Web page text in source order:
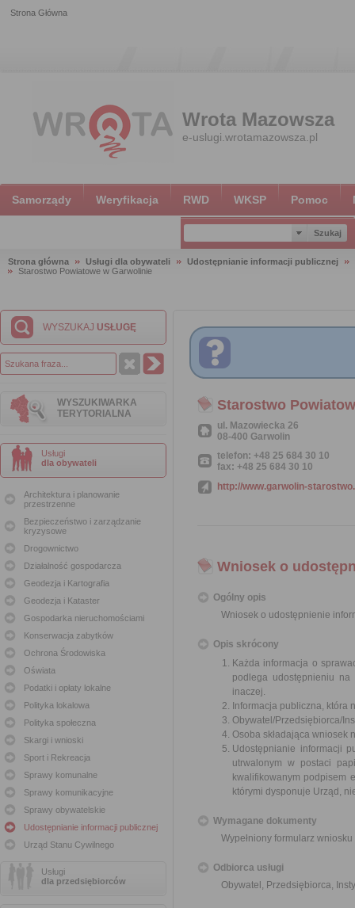
Strona Główna
Wrota Mazowsza
e-uslugi.wrotamazowsza.pl
Samorządy Weryfikacja RWD WKSP Pomoc
Strona główna Usługi dla obywateli
Udostępnianie informacji publicznej
Starostwo Powiatowe w Garwolinie
WYSZUKAJ USŁUGĘ
WYSZUKIWARKA
TERYTORIALNA
Usługi
dla obywateli
Architektura i planowanie
przestrzenne
Bezpieczeństwo i zarządzanie
kryzysowe
Drogownictwo
Działalność gospodarcza
Geodezja i Kartografia
Geodezja i Kataster
Gospodarka nieruchomościami
Konserwacja zabytków
Ochrona Środowiska
Oświata
Podatki i opłaty lokalne
Polityka lokalowa
Polityka społeczna
Skargi i wnioski
Sport i Rekreacja
Sprawy komunalne
Sprawy komunikacyjne
Sprawy obywatelskie
Udostępnianie informacji publicznej
Urząd Stanu Cywilnego
Usługi
dla przedsiębiorców
Starostwo
ul. Mazowiecka 26
08-400 Garwolin
telefon: +48 25 684 30 10
fax: +48 25 684 30 10
http://www.garwolin-
Wniosek o
Ogólny opis
Wniosek o udostępnienie
Opis skrócony
Każda informacja o
podlega udostępnieniu
inaczej.
Informacja publiczna, która
Obywatel/Przedsiębiorca/
Osoba składająca wniosek
Udostępnianie informacji
utrwalonym w postaci
kwalifikowanym podpisem
którymi dysponuje Urząd,
Wymagane dokumenty
Wypełniony formularz
Odbiorca usługi
Obywatel, Przedsiębiorca,